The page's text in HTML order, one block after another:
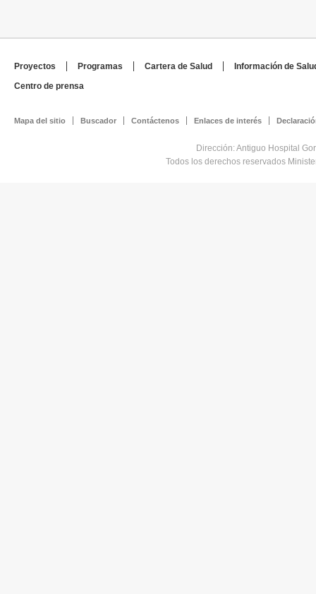
Proyectos Programas Cartera de Salud
Información de
Centro de prensa
Mapa del sitio Buscador Contáctenos Enlaces de interés
Dirección: Antiguo Hospital
Todos los derechos reservados